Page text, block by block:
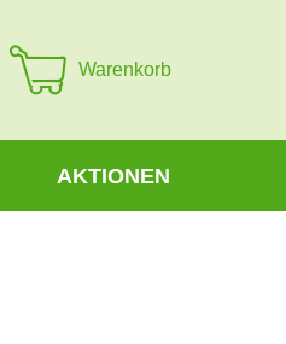
Anmelden
Warenkorb
AKTIONEN